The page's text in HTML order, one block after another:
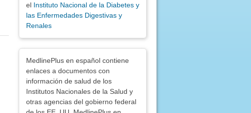
el Instituto Nacional de la Diabetes y
las Enfermedades Digestivas y
Renales
MedlinePlus en español contiene
enlaces a documentos con
información de salud de los
Institutos Nacionales de la Salud y
otras agencias del gobierno federal